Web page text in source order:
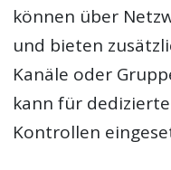
können über
und bieten
Kanäle oder
kann für
Kontrollen